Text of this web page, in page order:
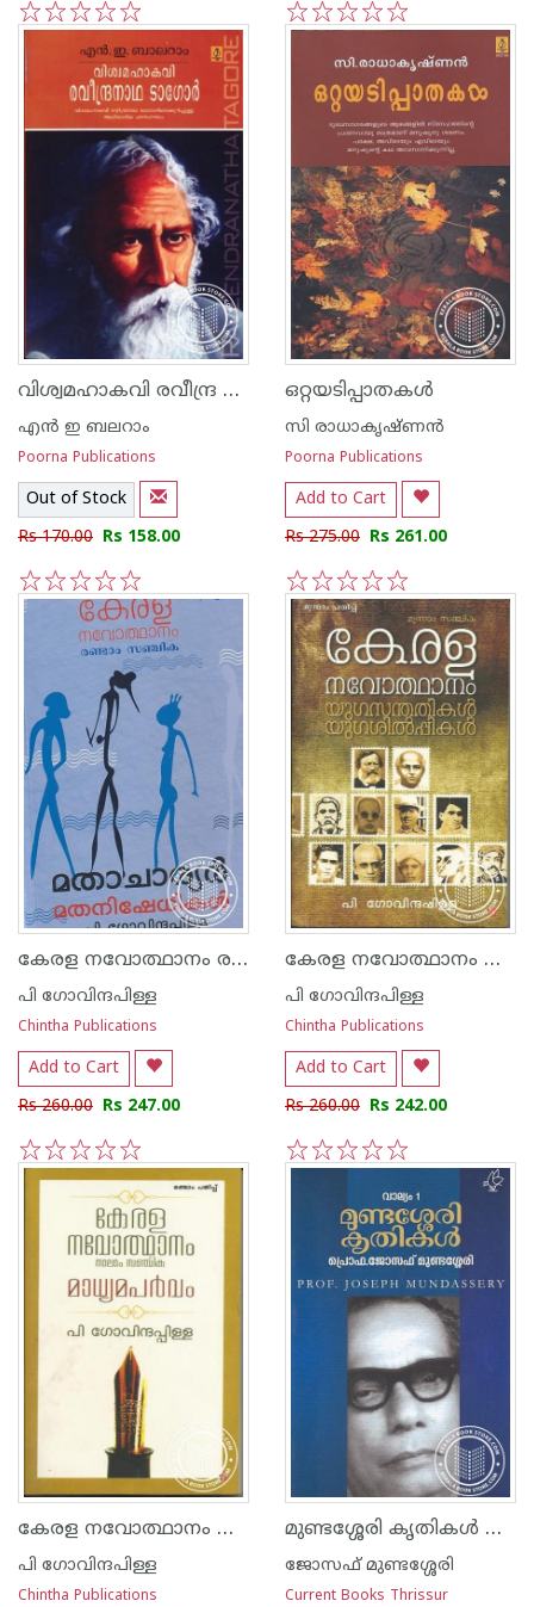
5
4
3
2
1 5
4
3
2
1
വിശ്വമഹാകവി രവീന്ദ്ര നാഥടാഗോര്‍
എ‌ന്‍ ഇ ബലറാം
Poorna Publications
Out of Stock
Rs 170.00 Rs 158.00
5
4
3
2
1
ഒറ്റയടിപ്പാതകള്‍
സി രാധാകൃഷ്ണന്‍
Poorna Publications
Add to Cart
Rs 275.00 Rs 261.00
5
4
3
2
1
കേരള നവോത്ഥാനം രണ്ടാം സഞ്ചികം
പി ഗോവിന്ദപിള്ള
Chintha Publications
Add to Cart
Rs 260.00 Rs 247.00
5
4
3
2
1
കേരള നവോത്ഥാനം മൂന്നാം സഞ്ചിക
പി ഗോവിന്ദപിള്ള
Chintha Publications
Add to Cart
Rs 260.00 Rs 242.00
5
4
3
2
1
കേരള നവോത്ഥാനം നാലാംസഞ്ചിക
പി ഗോവിന്ദപിള്ള
Chintha Publications
മുണ്ടശ്ശേരി കൃതികള്‍ ഭാഗം - 1 2
ജോസഫ് മുണ്ടശ്ശേരി
Current Books Thrissur